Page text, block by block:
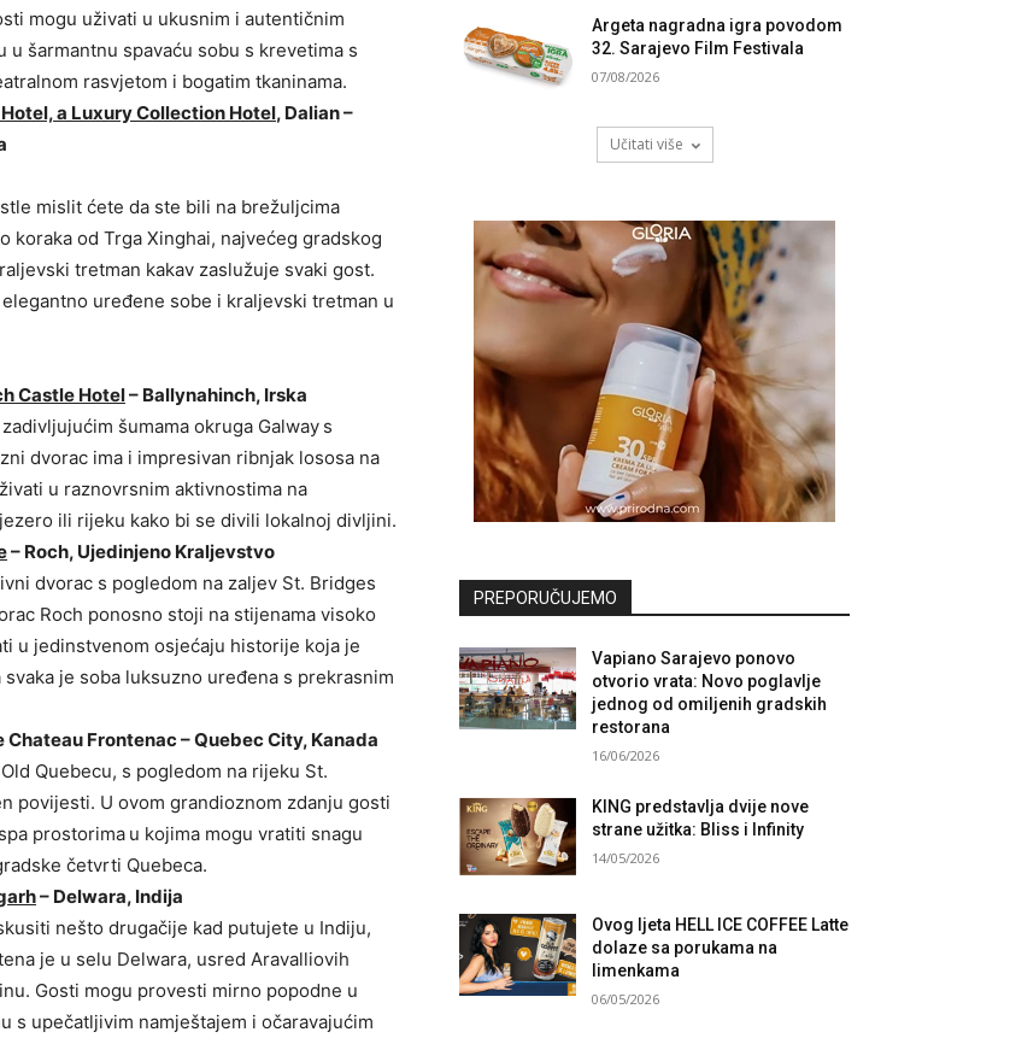
mogu uživati u ukusnim i autentičnim
šarmantnu spavaću sobu s krevetima s
rasvjetom i bogatim tkaninama.
a Luxury Collection Hotel, Dalian –
mislit ćete da ste bili na brežuljcima
koraka od Trga Xinghai, najvećeg gradskog
tretman kakav zaslužuje svaki gost.
uređene sobe i kraljevski tretman u
Castle Hotel– Ballynahinch, Irska
šumama okruga Galway s
dvorac ima i impresivan ribnjak lososa na
u raznovrsnim aktivnostima na
ili rijeku kako bi se divili lokalnoj divljini.
– Roch, Ujedinjeno Kraljevstvo
dvorac s pogledom na zaljev St. Bridges
Roch ponosno stoji na stijenama visoko
u jedinstvenom osjećaju historije koja je
je soba luksuzno uređena s prekrasnim
Chateau Frontenac – Quebec City, Kanada
Quebecu, s pogledom na rijeku St.
povijesti. U ovom grandioznom zdanju gosti
prostorima u kojima mogu vratiti snagu
četvrti Quebeca.
– Delwara, Indija
nešto drugačije kad putujete u Indiju,
je u selu Delwara, usred Aravalliovih
Gosti mogu provesti mirno popodne u
s upečatljivim namještajem i očaravajućim
Argeta nagradna igra povodom
32. Sarajevo Film Festivala
07/08/2026
Učitati više
PREPORUČUJEMO
Vapiano Sarajevo ponovo
otvorio vrata: Novo poglavlje
jednog od omiljenih gradskih
restorana
16/06/2026
KING predstavlja dvije nove
strane užitka: Bliss i Infinity
14/05/2026
Ovog ljeta HELL ICE COFFEE Latte
dolaze sa porukama na
limenkama
06/05/2026